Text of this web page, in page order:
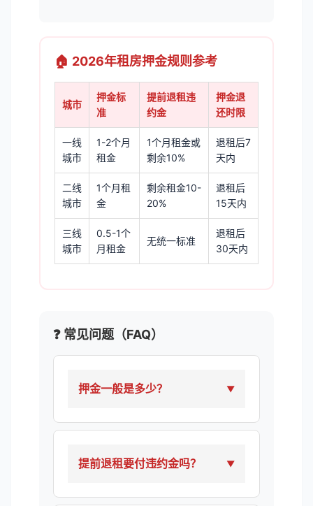
🏠 2026年租房押金规则参考
城市
押金标
准
提前退租违
约金
押金退
还时限
一线
城市
1-2个月
租金
1个月租金或
剩余10%
退租后7
天内
二线
城市
1个月租
金
剩余租金10-
20%
退租后
15天内
三线
城市
0.5-1个
月租金
无统一标准
退租后
30天内
❓ 常见问题（FAQ）
押金一般是多少？
提前退租要付违约金吗？